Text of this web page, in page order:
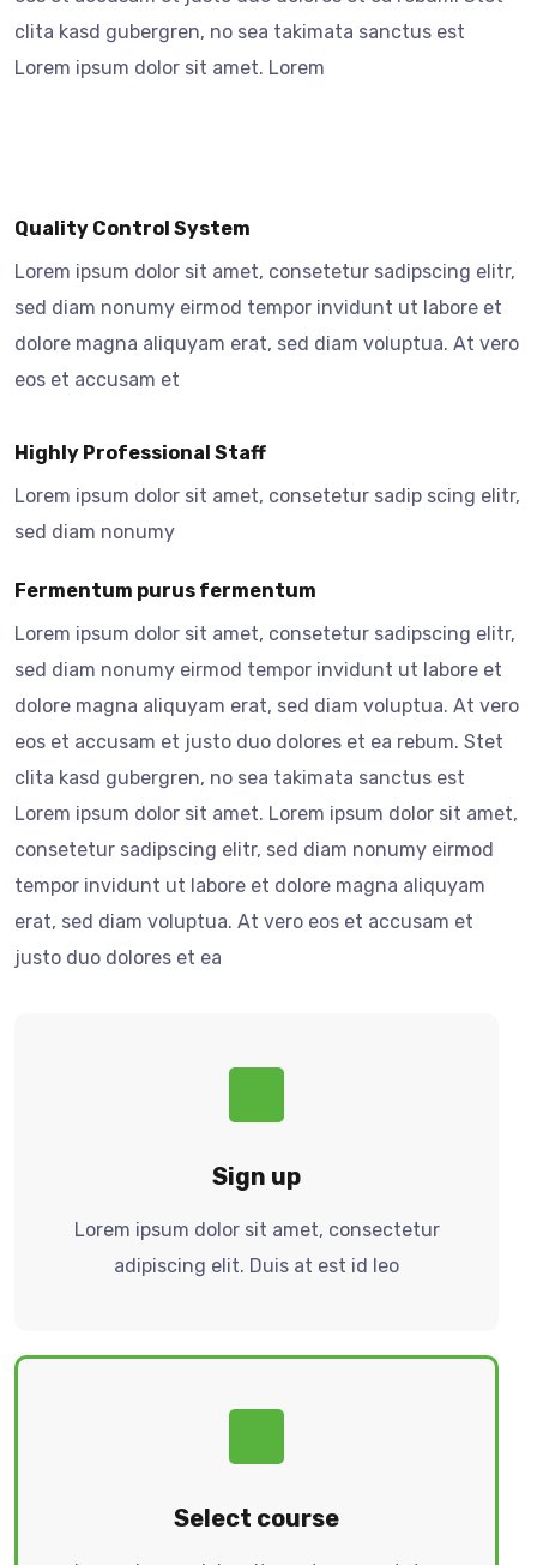
clita kasd gubergren, no sea takimata sanctus est
Lorem ipsum dolor sit amet. Lorem
Quality Control System
Lorem ipsum dolor sit amet, consetetur sadipscing elitr,
sed diam nonumy eirmod tempor invidunt ut labore et
dolore magna aliquyam erat, sed diam voluptua. At vero
eos et accusam et
Highly Professional Staff
Lorem ipsum dolor sit amet, consetetur sadip scing elitr,
sed diam nonumy
Fermentum purus fermentum
Lorem ipsum dolor sit amet, consetetur sadipscing elitr,
sed diam nonumy eirmod tempor invidunt ut labore et
dolore magna aliquyam erat, sed diam voluptua. At vero
eos et accusam et justo duo dolores et ea rebum. Stet
clita kasd gubergren, no sea takimata sanctus est
Lorem ipsum dolor sit amet. Lorem ipsum dolor sit amet,
consetetur sadipscing elitr, sed diam nonumy eirmod
tempor invidunt ut labore et dolore magna aliquyam
erat, sed diam voluptua. At vero eos et accusam et
justo duo dolores et ea
Sign up
Lorem ipsum dolor sit amet, consectetur
adipiscing elit. Duis at est id leo
Select course